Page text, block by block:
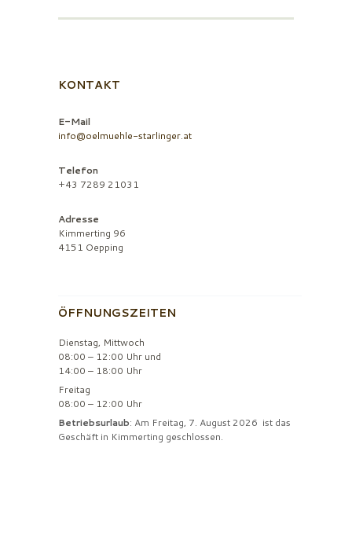
KONTAKT
E-Mail
info@oelmuehle-starlinger.at
Telefon
+43 7289 21031
Adresse
Kimmerting 96
4151 Oepping
ÖFFNUNGSZEITEN
Dienstag, Mittwoch
08:00 – 12:00 Uhr und
14:00 – 18:00 Uhr
Freitag
08:00 – 12:00 Uhr
Betriebsurlaub: Am Freitag, 7. August 2026 ist das
Geschäft in Kimmerting geschlossen.